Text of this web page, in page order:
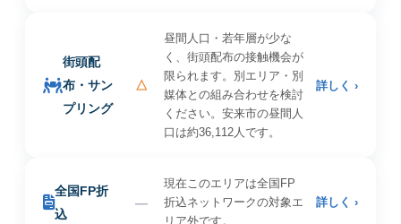
街頭配
布・サン
プリング
△
昼間人口・若年層が少な
く、街頭配布の接触機会が
限られます。別エリア・別
媒体との組み合わせを検討
ください。安来市の昼間人
口は約36,112人です。
詳しく ›
全国FP折
込
—
現在このエリアは全国FP
折込ネットワークの対象エ
リア外です。
詳しく ›